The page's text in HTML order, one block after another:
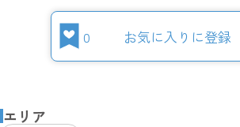
0 お気に入りに登録
エリア